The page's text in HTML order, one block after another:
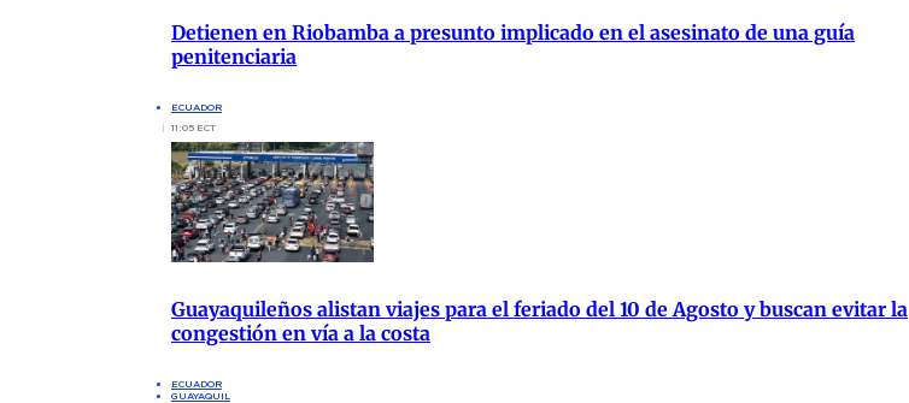
Detienen en Riobamba a presunto implicado en el asesinato de una guía
penitenciaria
ECUADOR
11:05 ECT
Guayaquileños alistan viajes para el feriado del 10 de Agosto y buscan evitar la
congestión en vía a la costa
ECUADOR
GUAYAQUIL